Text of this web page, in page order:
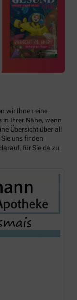
wir Ihnen eine
in Ihrer Nähe, wenn
Übersicht über all
uns finden
für Sie da zu